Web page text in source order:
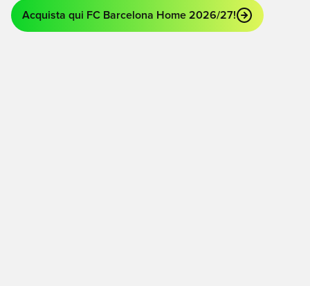
Acquista qui FC Barcelona Home 2026/27!